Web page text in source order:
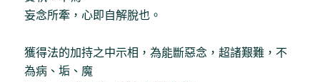
妄念所牽，心即自解脫也。
獲得法的加持之中示相，為能斷惡念，超諸艱難，不
為病、垢、魔